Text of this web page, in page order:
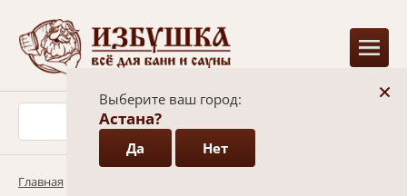
+
Выберите ваш город:
Астана?
Да Нет
Главная